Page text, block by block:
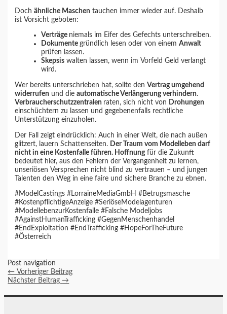
Dochähnliche Maschen tauchen immer wieder auf. Deshalb
ist Vorsicht geboten:
Verträge niemals im Eifer des Gefechts unterschreiben.
Dokumentegründlich lesen oder von einemAnwalt
prüfen lassen.
Skepsis walten lassen, wenn im Vorfeld Geld verlangt
wird.
Wer bereits unterschrieben hat, sollte denVertrag umgehend
widerrufen und dieautomatische Verlängerung verhindern.
Verbraucherschutzzentralen raten, sich nicht von Drohungen
einschüchtern zu lassen und gegebenenfalls rechtliche
Unterstützung einzuholen.
Der Fall zeigt eindrücklich: Auch in einer Welt, die nach außen
glitzert, lauern Schattenseiten. Der Traum vom Modelleben darf
nicht in eine Kostenfalle führen. Hoffnungfür die Zukunft
bedeutet hier, aus den Fehlern der Vergangenheit zu lernen,
unseriösen Versprechen nicht blind zu vertrauen – und jungen
Talenten den Weg in eine faire und sichere Branche zu ebnen.
#ModelCastings #LorraineMediaGmbH #Betrugsmasche
#KostenpflichtigeAnzeige #SeriöseModelagenturen
#ModellebenzurKostenfalle #Falsche Modeljobs
#AgainstHumanTrafficking #GegenMenschenhandel
#EndExploitation #EndTrafficking #HopeForTheFuture
#Österreich
Post navigation
← Vorheriger Beitrag
Nächster Beitrag→